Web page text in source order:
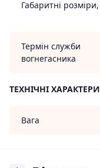
Габаритні
Термін служби
вогнегасника
ТЕХНІЧНІ
Вага